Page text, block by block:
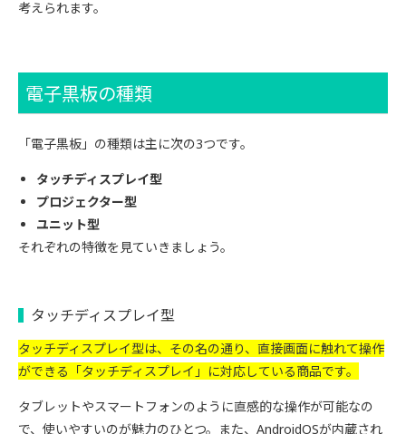
考えられます。
電子黒板の種類
「電子黒板」の種類は主に次の3つです。
タッチディスプレイ型
プロジェクター型
ユニット型
それぞれの特徴を見ていきましょう。
タッチディスプレイ型
タッチディスプレイ型は、その名の通り、直接画面に触れて操作
ができる「タッチディスプレイ」に対応している商品です。
タブレットやスマートフォンのように直感的な操作が可能なの
で、使いやすいのが魅力のひとつ。また、AndroidOSが内蔵され